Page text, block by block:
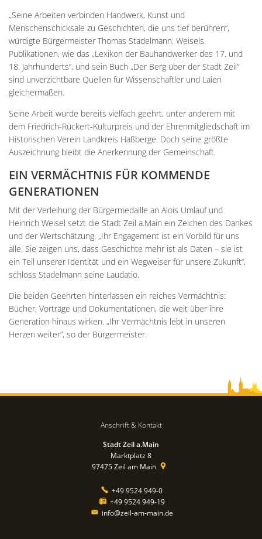
„Seine Arbeiten verbinden Handwerk, Kunst und
Menschenschicksale zu Geschichten, die uns tief berühren“,
würdigte Bürgermeister Thomas Stadelmann. Weisels
Publikationen, wie das „Lexikon der Bauhandwerker des 17. und
18. Jahrhunderts“, und sein Buch „Der Berg über der Stadt Zeil“
sind unverzichtbare Quellen für Wissenschaftler und Laien
gleichermaßen.
Seine Arbeit wurde bereits vielfach geehrt, unter anderem mit
dem Friedrich-Rückert-Kulturpreis und der Ehrenmitgliedschaft im
Historischen Verein Landkreis Haßberge. Doch seine größte
Auszeichnung bleibt die Anerkennung der Gemeinschaft.
EIN VERMÄCHTNIS FÜR KOMMENDE
GENERATIONEN
Mit der Verleihung der Bürgermedaille an Alois Umlauf und
Heinrich Weisel setzt die Stadt Zeil a.Main ein Zeichen des Dankes
und der Wertschätzung. „Ihr Engagement ist ein Vorbild für uns
alle. Sie zeigen uns, dass Geschichte mehr ist als Daten – sie ist
ein Teil unserer Identität und ein Wegweiser für unsere Zukunft“,
schloss Stadelmann seine Laudatio.
Die beiden Geehrten hinterlassen ein reiches Vermächtnis:
Bücher, Vorträge und Dokumentationen, die weit über ihre
Generation hinaus wirken. „Ihr Vermächtnis lebt in unseren
Herzen weiter“, so der Bürgermeister.
Anschrift & Kontakt
Stadt Zeil a.Main
Marktplatz 8
97475Zeil am Main
+49 9524 949-0
+49 9524 949-19
info@zeil-am-main.de